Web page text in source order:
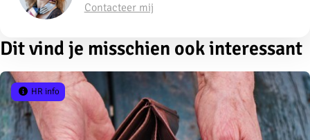
Contacteer mij
Dit vind je misschien ook interessant
HR info